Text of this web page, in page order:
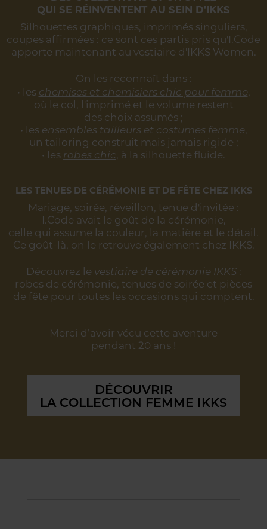
QUI SE RÉINVENTENT AU SEIN D'IKKS
Silhouettes graphiques, imprimés singuliers,
coupes affirmées : ce sont ces partis pris qu'I.Code
apporte maintenant au vestiaire d'IKKS Women.
On les reconnaît dans :
• les chemises et chemisiers chic pour femme,
où le col, l'imprimé et le volume restent
des choix assumés ;
• les ensembles tailleurs et costumes femme,
un tailoring construit mais jamais rigide ;
• les robes chic, à la silhouette fluide.
LES TENUES DE CÉRÉMONIE ET DE FÊTE CHEZ IKKS
Mariage, soirée, réveillon, tenue d'invitée :
I.Code avait le goût de la cérémonie,
celle qui assume la couleur, la matière et le détail.
Ce goût-là, on le retrouve également chez IKKS.
Découvrez le vestiaire de cérémonie IKKS:
robes de cérémonie, tenues de soirée et pièces
de fête pour toutes les occasions qui comptent.
Merci d’avoir vécu cette aventure
pendant 20 ans !
DÉCOUVRIR
LA COLLECTION FEMME IKKS